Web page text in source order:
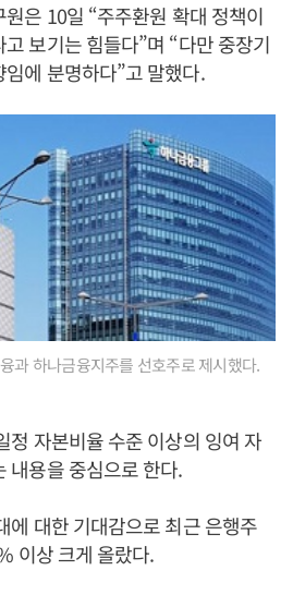
은 10일 “주주환원 확대 정책이
보기는 힘들다”며 “다만 중장기
에 분명하다”고 말했다.
과 하나금융지주를 선호주로 제시했다.
정 자본비율 수준 이상의 잉여 자
내용을 중심으로 한다.
에 대한 기대감으로 최근 은행주
이상 크게 올랐다.